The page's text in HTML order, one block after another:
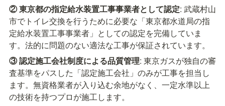
② 東京都の指定給水装置工事事業者として認定: 武蔵村山
市でトイレ交換を行うために必要な「東京都水道局の指
定給水装置工事事業者」としての認定を完備していま
す。法的に問題のない適法な工事が保証されています。
③ 認定施工会社制度による品質管理: 東京ガスが独自の審
査基準をパスした「認定施工会社」のみが工事を担当し
ます。無資格業者が入り込む余地がなく、一定水準以上
の技術を持つプロが施工します。